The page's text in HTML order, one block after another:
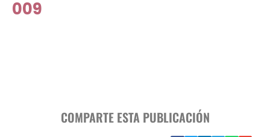
009
COMPARTE ESTA PUBLICACIÓN